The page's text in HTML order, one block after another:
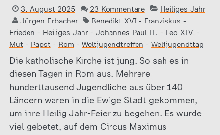
3. August 2025 23 Kommentare
Heiliges Jahr
Jürgen Erbacher
Benedikt XVI - Franziskus -
Frieden - Heiliges Jahr- Johannes Paul II. - Leo XIV. -
Mut - Papst - Rom - Weltjugendtreffen - Weltjugendttag
Die katholische Kirche ist jung. So sah es in
diesen Tagen in Rom aus. Mehrere
hunderttausend Jugendliche aus über 140
Ländern waren in die Ewige Stadt gekommen,
um ihre Heilig Jahr-Feier zu begehen. Es wurde
viel gebetet, auf dem Circus Maximus